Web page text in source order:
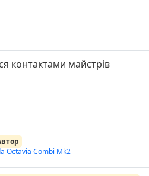
контактами майстрів
Octavia Combi Mk2